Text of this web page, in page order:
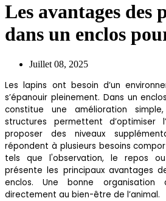
Les avantages des
dans un enclos
Juillet 08, 2025
Les lapins ont besoin d’un
s’épanouir pleinement. Dans un
constitue une amélioration
structures permettent
proposer des niveaux
répondent à plusieurs besoins
tels que l'observation, le repos
présente les principaux avantages
enclos. Une bonne organisation
directement au bien-être de l’animal.